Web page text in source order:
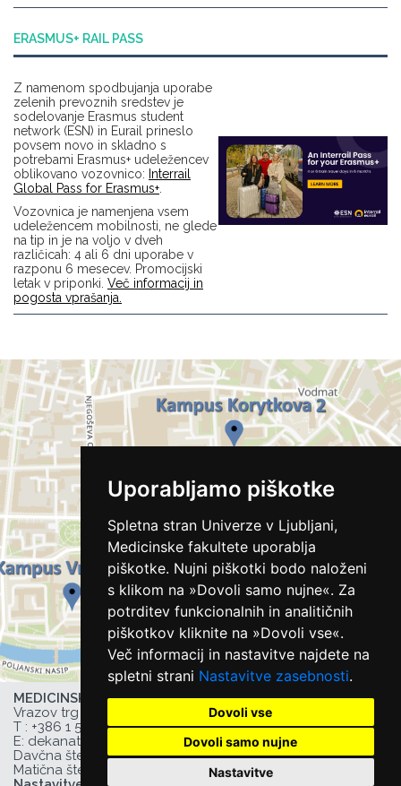
Uporabljamo piškotke
Spletna stran Univerze v Ljubljani,
Medicinske fakultete uporablja
piškotke. Nujni piškotki bodo naloženi
s klikom na »Dovoli samo nujne«. Za
potrditev funkcionalnih in analitičnih
piškotkov kliknite na »Dovoli vse«.
Več informacij in nastavitve najdete na
spletni strani Nastavitve zasebnosti.
Dovoli vse
Dovoli samo nujne
Nastavitve
ERASMUS+ RAIL PASS
Z namenom spodbujanja uporabe
zelenih prevoznih sredstev je
sodelovanje Erasmus student
network (ESN) in Eurail prineslo
povsem novo in skladno s
potrebami Erasmus+ udeležencev
oblikovano vozovnico: Interrail
Global Pass for Erasmus+.
Vozovnica je namenjena vsem
udeležencem mobilnosti, ne glede
na tip in je na voljo v dveh
različicah: 4 ali 6 dni uporabe v
razponu 6 mesecev. Promocijski
letak v priponki. Več informacij in
pogosta vprašanja.
MEDICINSKA FAKULTETA UL,
Vrazov trg 2, 1000 Ljubljana, Slovenija,
T : +386 1 543 77 00, F: +386 1 543 77 01,
E: dekanat@mf.uni-lj.si
Davčna številka UL MF: 44752385,
Matična številka UL MF: 1627066